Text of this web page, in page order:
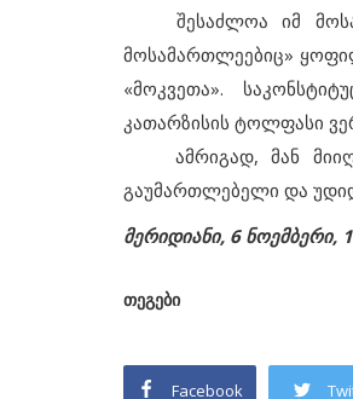
შესაძლოა იმ
მოსამართლეებიც»
«მოკვეთა».
კათარზისის ტოლფასი
ამრიგად, მან
გაუმართლებელი და
მერიდიანი, 6 ნოემბერი,
თეგები
Facebook